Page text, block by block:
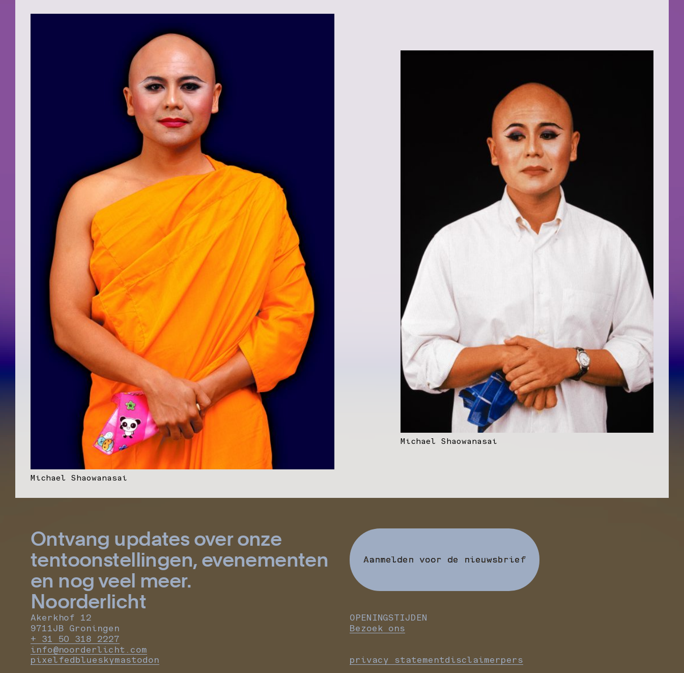
Michael Shaowanasai
Michael Shaowanasai
Ontvang updates over onze
tentoonstellingen, evenementen
en nog veel meer.
Aanmelden voor de nieuwsbrief
Noorderlicht
Akerkhof 12
9711JB Groningen
+ 31 50 318 2227
info@noorderlicht.com
OPENINGSTIJDEN
Bezoek ons
pixelfedblueskymastodon privacy statementdisclaimerpers